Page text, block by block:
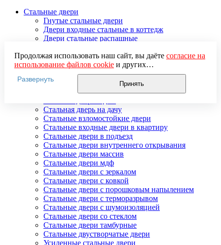
Стальные двери
Гнутые стальные двери
Двери входные стальные в коттедж
Двери стальные распашные
Двери стальные утепленные
Дверь стальная двупольная
Наружные стальные двери
Недорогие стальные двери
Распродажа стальных дверей
Стальная дверь на дачу
Стальные взломостойкие двери
Стальные входные двери в квартиру
Стальные двери в подъезд
Стальные двери внутреннего открывания
Стальные двери массив
Стальные двери мдф
Стальные двери с зеркалом
Стальные двери с ковкой
Стальные двери с порошковым напылением
Стальные двери с терморазрывом
Стальные двери с шумоизоляцией
Стальные двери со стеклом
Стальные двери тамбурные
Стальные двустворчатые двери
Усиленные стальные двери
Продолжая использовать наш сайт, вы даёте согласие на
использование файлов cookieи других
пользовательских данных (включая IP-адрес, сведения о
местоположении, устройстве, действиях на сайте и т. п.)
для функционирования сайта, проведения
использования систем аналитики (например,
Яндекс.Метрика), в соответствии с нашей
обработки персональных данных.
Если вы не хотите, чтобы ваши данные обрабатывались,
настройте ограничения в браузере или покиньте сайт.
Развернуть
Принять